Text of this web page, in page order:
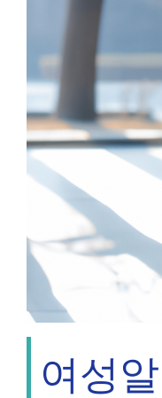
여성